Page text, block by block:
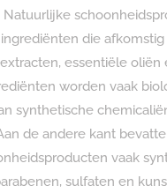
die
essentiële oliën
worden vaak
synthetische
de andere kant
vaak
sulfaten en